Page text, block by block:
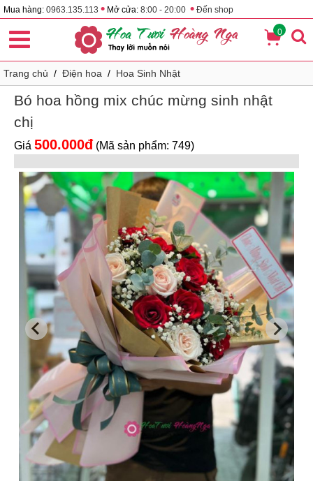
Mua hàng: 0963.135.113 • Mở cửa: 8:00 - 20:00 • Đến shop
0
Trang chủ / Điện hoa / Hoa Sinh Nhật
Bó hoa hồng mix chúc mừng sinh nhật
chị
Giá 500.000đ (Mã sản phẩm: 749)